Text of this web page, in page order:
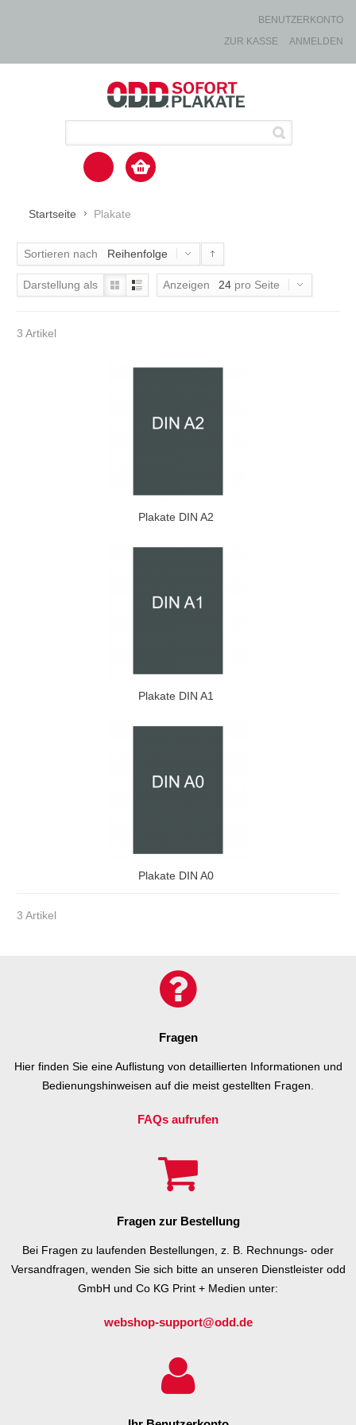
BENUTZERKONTO
ZUR KASSE
ANMELDEN
Startseite Plakate
Sortieren nach Reihenfolge
Darstellung als Anzeigen 24 pro Seite
3 Artikel
Plakate DIN A2
Plakate DIN A1
Plakate DIN A0
3 Artikel
Fragen
Hier finden Sie eine Auflistung von detaillierten Informationen und
Bedienungshinweisen auf die meist gestellten Fragen.
FAQs aufrufen
Fragen zur Bestellung
Bei Fragen zu laufenden Bestellungen, z. B. Rechnungs- oder
Versandfragen, wenden Sie sich bitte an unseren Dienstleister odd
GmbH und Co KG Print + Medien unter:
webshop-support@odd.de